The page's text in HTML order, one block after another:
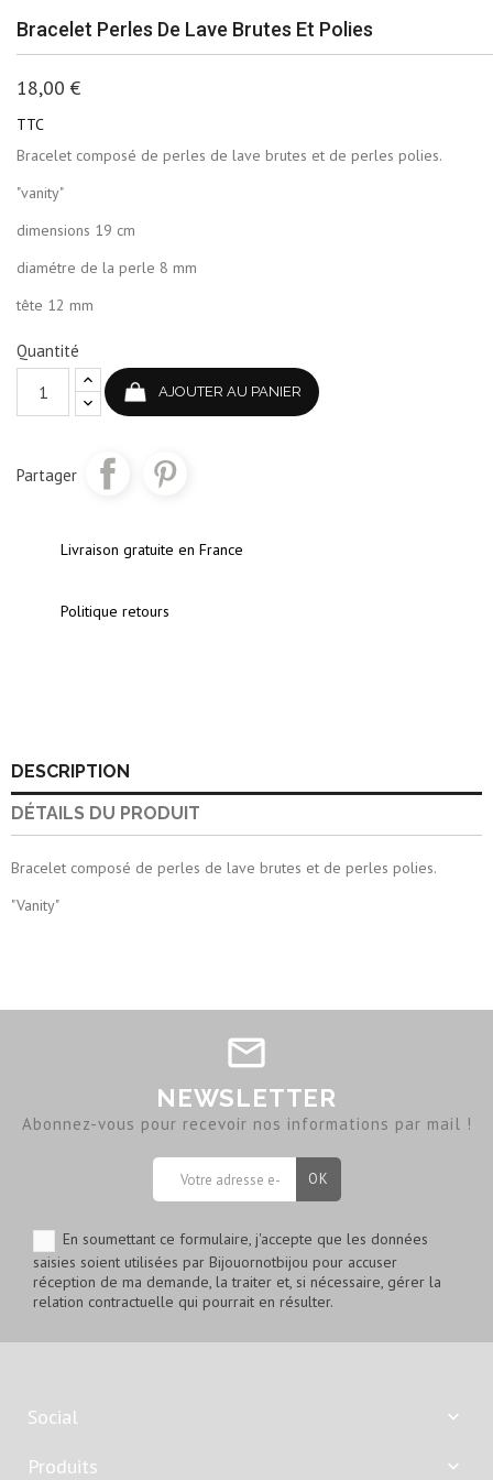
Bracelet Perles De Lave Brutes Et Polies
18,00 €
TTC
Bracelet composé de perles de lave brutes et de perles polies.
"vanity"
dimensions 19 cm
diamétre de la perle 8 mm
tête 12 mm
Quantité
AJOUTER AU PANIER
Partager
Livraison gratuite en France
Politique retours
DESCRIPTION
DÉTAILS DU PRODUIT
Bracelet composé de perles de lave brutes et de perles polies.
"Vanity"
NEWSLETTER
Abonnez-vous pour recevoir nos informations par mail !
En soumettant ce formulaire, j'accepte que les données
saisies soient utilisées par Bijouornotbijou pour accuser
réception de ma demande, la traiter et, si nécessaire, gérer la
relation contractuelle qui pourrait en résulter.
Social 
Produits 